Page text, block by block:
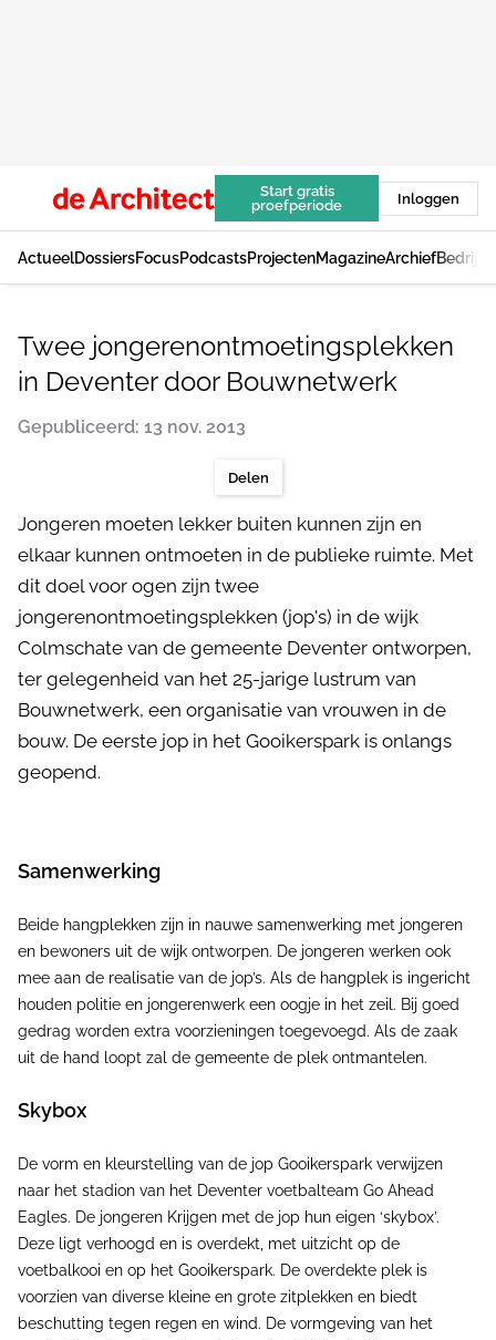
Start gratis
proefperiode
Inloggen
ActueelDossiersFocusPodcastsProjectenMagazineArchief
Twee jongerenontmoetingsplekken
in Deventer door Bouwnetwerk
Gepubliceerd: 13 nov. 2013
Delen
Jongeren moeten lekker buiten kunnen zijn en
elkaar kunnen ontmoeten in de publieke ruimte. Met
dit doel voor ogen zijn twee
jongerenontmoetingsplekken (jop's) in de wijk
Colmschate van de gemeente Deventer ontworpen,
ter gelegenheid van het 25-jarige lustrum van
Bouwnetwerk, een organisatie van vrouwen in de
bouw. De eerste jop in het Gooikerspark is onlangs
geopend.
Samenwerking
Beide hangplekken zijn in nauwe samenwerking met jongeren
en bewoners uit de wijk ontworpen. De jongeren werken ook
mee aan de realisatie van de jop’s. Als de hangplek is ingericht
houden politie en jongerenwerk een oogje in het zeil. Bij goed
gedrag worden extra voorzieningen toegevoegd. Als de zaak
uit de hand loopt zal de gemeente de plek ontmantelen.
Skybox
De vorm en kleurstelling van de jop Gooikerspark verwijzen
naar het stadion van het Deventer voetbalteam Go Ahead
Eagles. De jongeren Krijgen met de jop hun eigen ‘skybox’.
Deze ligt verhoogd en is overdekt, met uitzicht op de
voetbalkooi en op het Gooikerspark. De overdekte plek is
voorzien van diverse kleine en grote zitplekken en biedt
beschutting tegen regen en wind. De vormgeving van het